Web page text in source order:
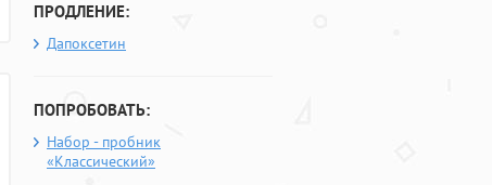
ПРОДЛЕНИЕ:
Дапоксетин
ПОПРОБОВАТЬ:
Набор - пробник
«Классический»